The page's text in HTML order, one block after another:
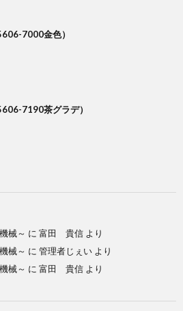
7000金色）
7190茶グラデ）
械～ に 富田 貴信 より
械～ に 管理者じぇい より
械～ に 富田 貴信 より